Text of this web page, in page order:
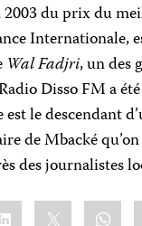
2003 du prix du
Internationale,
Wal Fadjri, un des
Disso FM a
le descendant
de Mbacké
des journalistes